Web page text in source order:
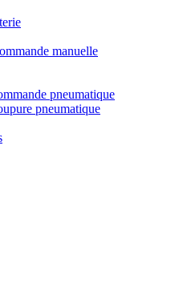
manuelle
pneumatique
pneumatique